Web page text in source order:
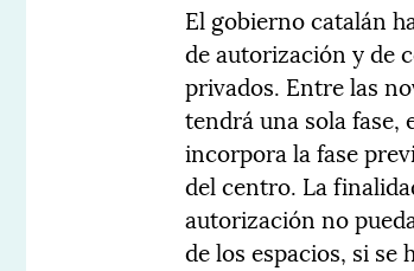
El gobierno catalán
de autorización y de
privados. Entre las
tendrá una sola fase,
incorpora la fase
del centro. La
autorización no
de los espacios, si